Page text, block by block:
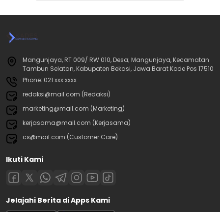
Mangunjaya, RT 009/ RW 010, Desa; Mangunjaya, Kecamatan
Tambun Selatan, Kabupaten Bekasi, Jawa Barat Kode Pos 17510
Phone: 021 xxx xxxx
redaksi@mail.com (Redaksi)
marketing@mail.com (Marketing)
kerjasama@mail.com (Kerjasama)
cs@mail.com (Customer Care)
Ikuti Kami
Jelajahi Berita di Apps Kami